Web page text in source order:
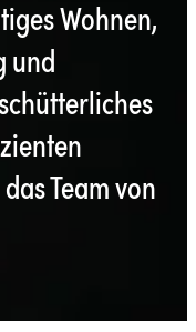
Wohnen,
und
Team von